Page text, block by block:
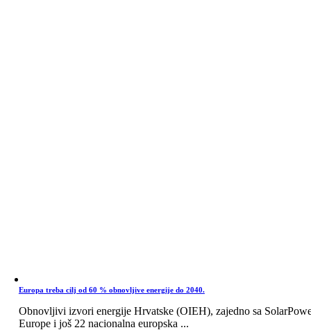
Europa treba cilj od 60 % obnovljive energije do 2040.
Obnovljivi izvori energije Hrvatske (OIEH), zajedno sa
Europe i još 22 nacionalna europska ...